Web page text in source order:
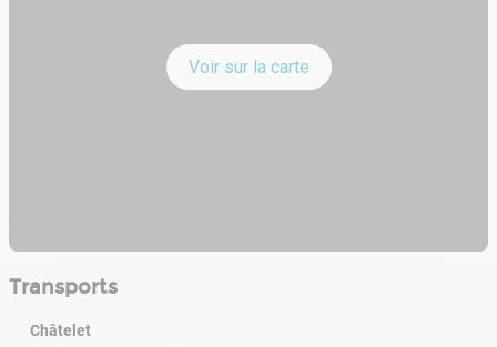
Voir sur la carte
Transports
Châtelet